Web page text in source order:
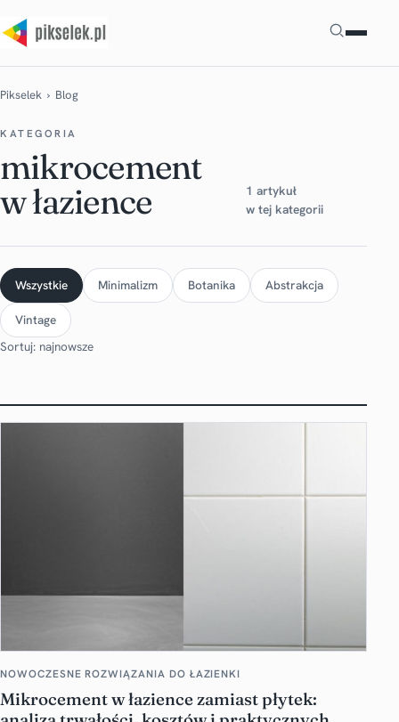
Szukaj
Pikselek › Blog
KATEGORIA
mikrocement
w łazience
1 artykuł
w tej kategorii
Wszystkie Minimalizm Botanika Abstrakcja
Vintage
Sortuj: najnowsze
NOWOCZESNE ROZWIĄZANIA DO ŁAZIENKI
Mikrocement w łazience zamiast płytek: